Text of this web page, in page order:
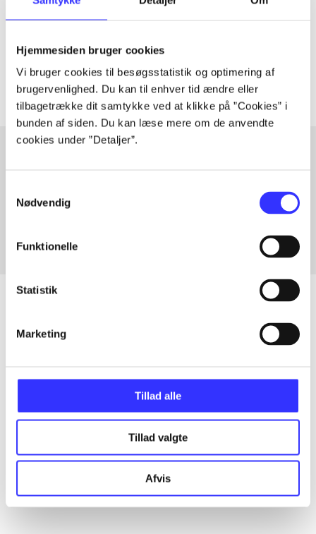
Hjemmesiden bruger cookies
Vi bruger cookies til besøgsstatistik og optimering af
brugervenlighed. Du kan til enhver tid ændre eller
tilbagetrække dit samtykke ved at klikke på ”Cookies” i
bunden af siden. Du kan læse mere om de anvendte
cookies under ”Detaljer”.
Nødvendig
Funktionelle
Statistik
Marketing
Tillad alle
Tillad valgte
Afvis
lorem ipsum dolor sit amet ...
Artiklerne i handler ofte om
Fra
Artikler
...